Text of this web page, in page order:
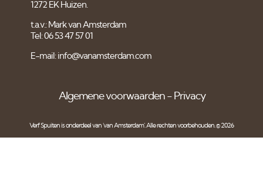
1272 EK Huizen.
t.a.v.: Mark van Amsterdam
Tel: 06 53 47 57 01
E-mail: info@vanamsterdam.com
Algemene voorwaarden Privacy
Verf Spuiten is onderdeel van'van Amsterdam'. Alle rechten voorbehouden. © 2026